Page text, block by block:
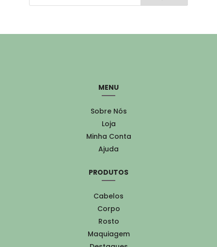
MENU
Sobre Nós
Loja
Minha Conta
Ajuda
PRODUTOS
Cabelos
Corpo
Rosto
Maquiagem